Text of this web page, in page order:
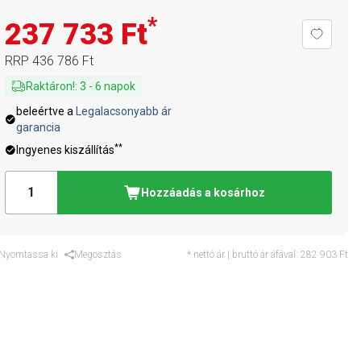
237 733 Ft*
RRP 436 786 Ft
Raktáron!: 3 - 6 napok
beleértve a
Legalacsonyabb ár
garancia
Ingyenes kiszállítás**
Hozzáadás a kosárhoz
ki Megosztás * nettó ár | bruttó ár áfával: 282 903 Ft